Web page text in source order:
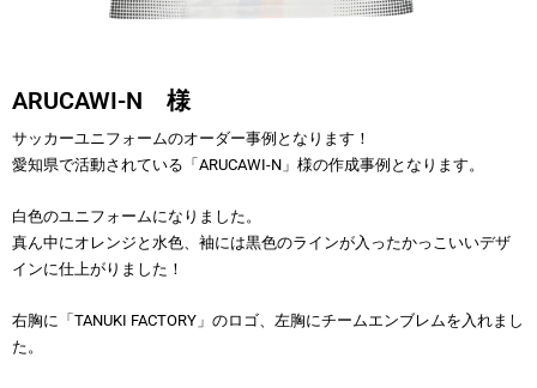
ARUCAWI-N 様
サッカーユニフォームのオーダー事例となります！
愛知県で活動されている「ARUCAWI-N」様の作成事例となります。
白色のユニフォームになりました。
真ん中にオレンジと水色、袖には黒色のラインが入ったかっこいいデザ
インに仕上がりました！
右胸に「TANUKI FACTORY」のロゴ、左胸にチームエンブレムを入れまし
た。